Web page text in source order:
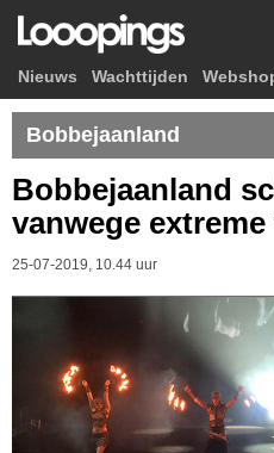
Nieuws Wachttijden
Bobbejaanland
Bobbejaanland
vanwege
25-07-2019, 10.44 uur